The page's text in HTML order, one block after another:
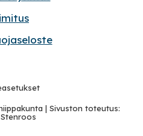
| Sivuston toteutus: